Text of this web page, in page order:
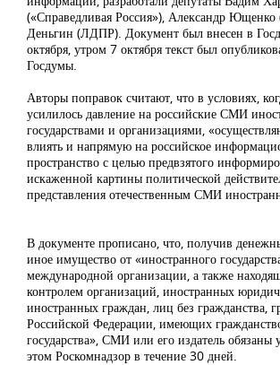
(«Справедливая Россия»), Александр
Деньгин (ЛДПР). Документ был внесен в
октября, утром 7 октября текст был
Госдумы.
Авторы поправок считают, что в условиях,
усилилось давление на российские СМИ
государствами и организациями,
влиять и напрямую на российское
пространство с целью предвзятого
искаженной картины политической
представления отечественным СМИ
В документе прописано, что, получив
иное имущество от «иностранного
международной организации, а также
контролем организаций, иностранных
иностранных граждан, лиц без гражданства,
Российской Федерации, имеющих
государства», СМИ или его издатель обязаны
этом Роскомнадзор в течение 30 дней.